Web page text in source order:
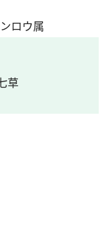
ロウ属
草